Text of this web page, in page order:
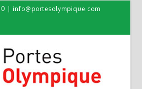
info@portesolympique.com